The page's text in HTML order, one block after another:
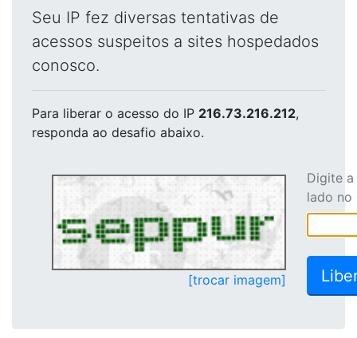
Seu IP fez diversas tentativas de
acessos suspeitos a sites hospedados
conosco.
Para liberar o acesso do IP 216.73.216.212,
responda ao desafio abaixo.
[trocar imagem]
Digite
lado no